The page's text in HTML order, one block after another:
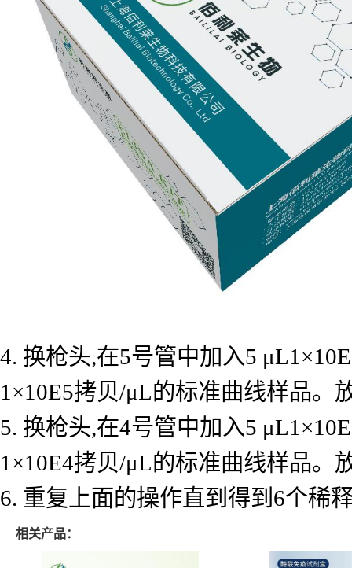
4. 换枪头,在5号管中加入5
1×10E5拷贝/μL的标准曲线样品。
5. 换枪头,在4号管中加入5
1×10E4拷贝/μL的标准曲线样品。
6. 重复上面的操作直到得到6个稀
相关产品：